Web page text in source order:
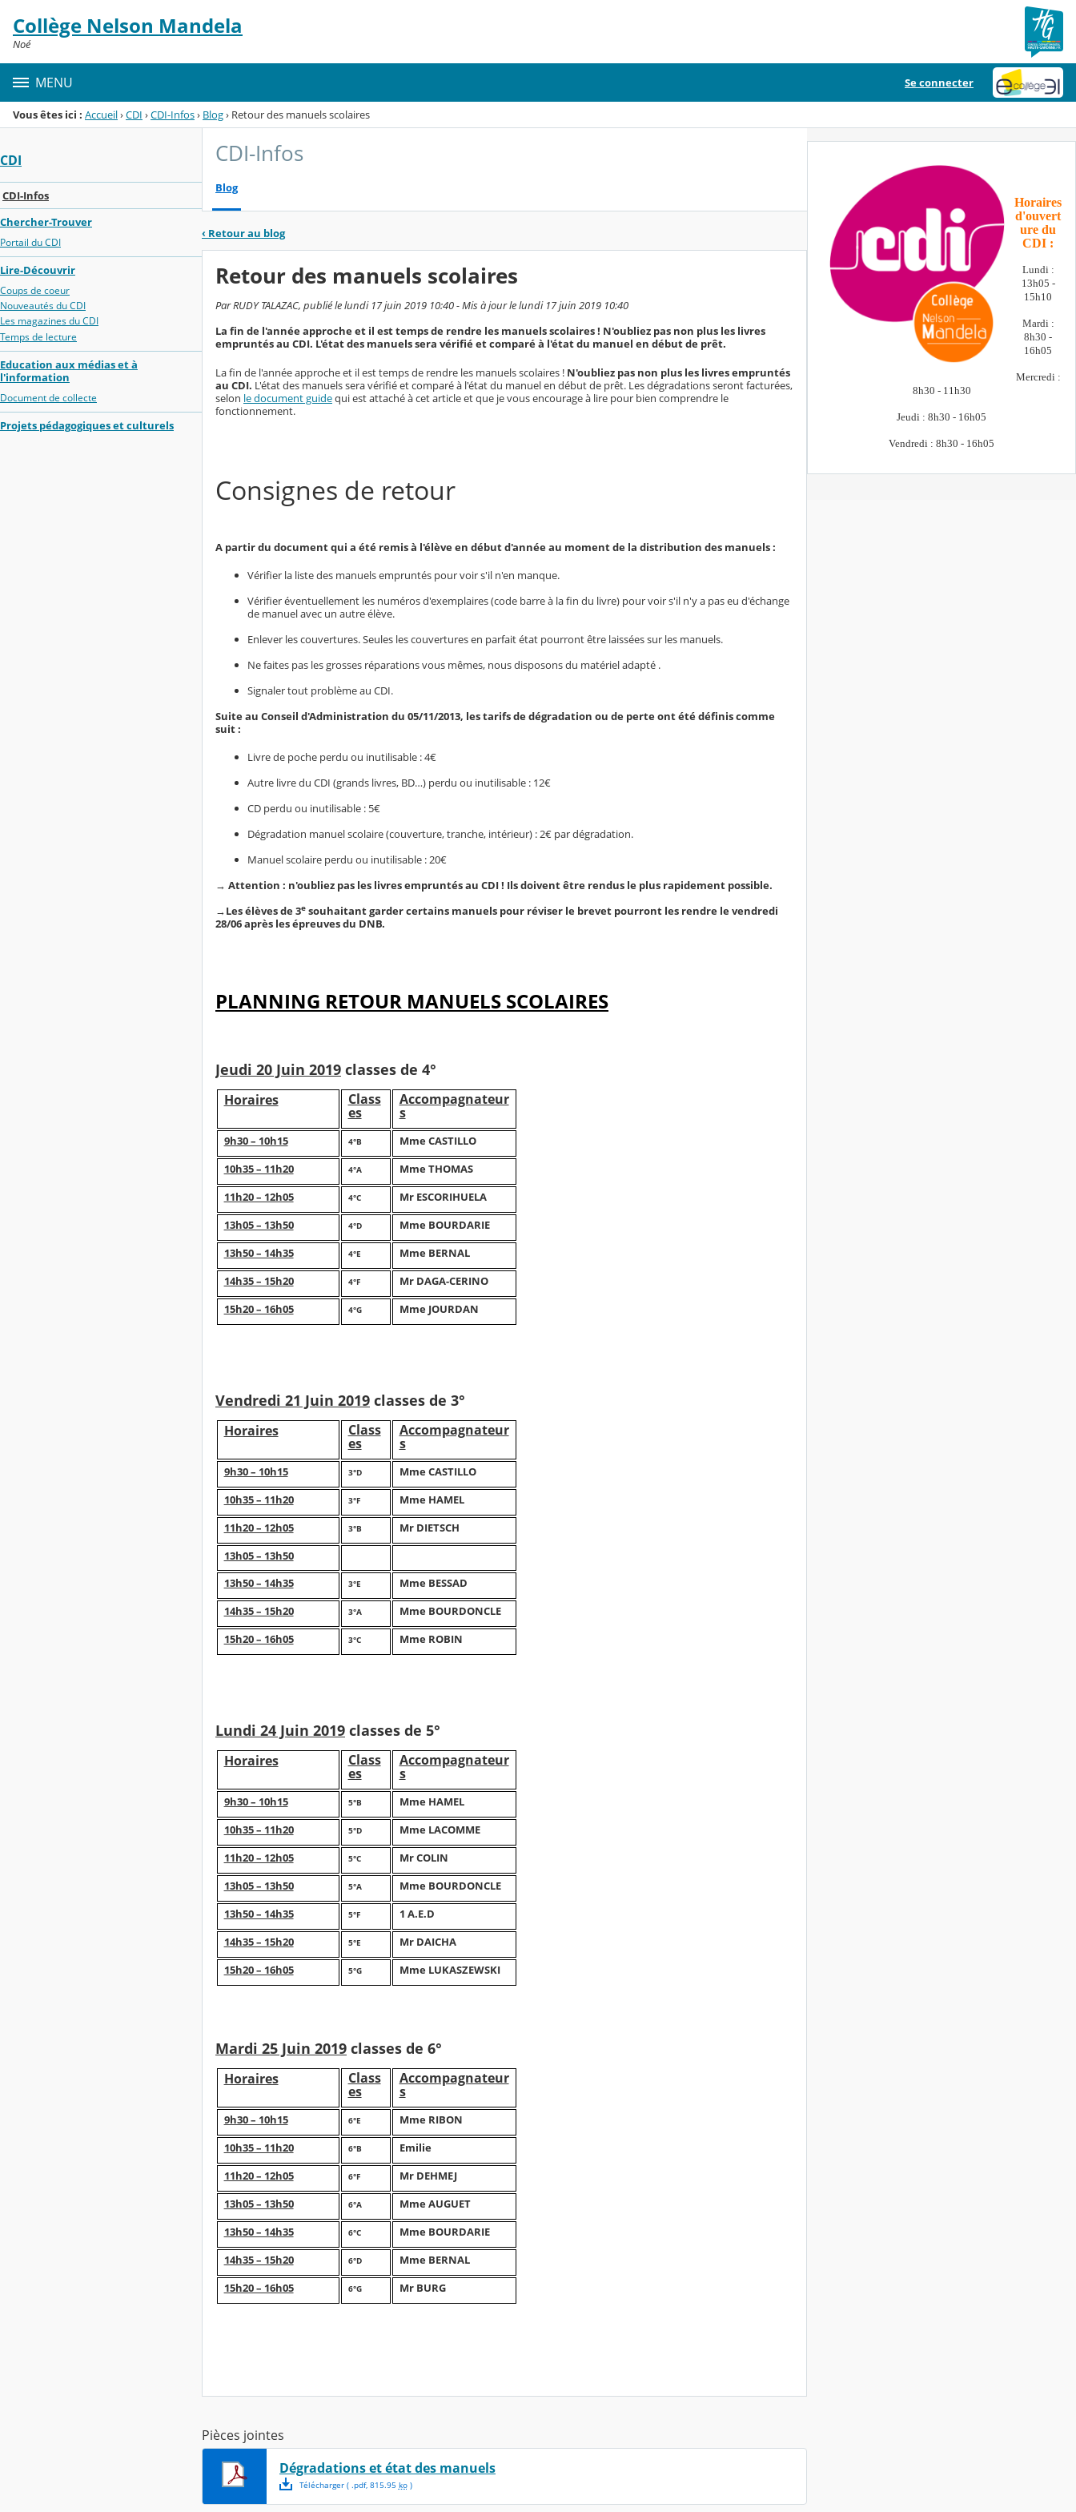
Menu de la rubrique
Contenu
Collège Nelson Mandela
Noé
MENU Se connecter
Vous êtes ici : Accueil›CDI ›CDI-Infos› Blog› Retour des manuels scolaires
CDI
CDI-Infos
Chercher-Trouver
Portail du CDI
Lire-Découvrir
Coups de coeur
Nouveautés du CDI
Les magazines du CDI
Temps de lecture
Education aux médias et à
l'information
Document de collecte
Projets pédagogiques et culturels
CDI-Infos
Blog
‹ Retour au blog
Retour des manuels scolaires
Par RUDY TALAZAC, publié le lundi 17 juin 2019 10:40 - Mis à jour le lundi 17 juin 2019 10:40
La fin de l'année approche et il est temps de rendre les manuels scolaires ! N'oubliez pas non plus les livres
empruntés au CDI. L'état des manuels sera vérifié et comparé à l'état du manuel en début de prêt.
La fin de l'année approche et il est temps de rendre les manuels scolaires ! N'oubliez pas non plus les livres empruntés
au CDI. L'état des manuels sera vérifié et comparé à l'état du manuel en début de prêt. Les dégradations seront facturées,
selon le document guidequi est attaché à cet article et que je vous encourage à lire pour bien comprendre le
fonctionnement.
Consignes de retour
A partir du document qui a été remis à l'élève en début d'année au moment de la distribution des manuels :
Vérifier la liste des manuels empruntés pour voir s'il n'en manque.
Vérifier éventuellement les numéros d'exemplaires (code barre à la fin du livre) pour voir s'il n'y a pas eu d'échange
de manuel avec un autre élève.
Enlever les couvertures. Seules les couvertures en parfait état pourront être laissées sur les manuels.
Ne faites pas les grosses réparations vous mêmes, nous disposons du matériel adapté .
Signaler tout problème au CDI.
Suite au Conseil d'Administration du 05/11/2013, les tarifs de dégradation ou de perte ont été définis comme
suit :
Livre de poche perdu ou inutilisable : 4€
Autre livre du CDI (grands livres, BD…) perdu ou inutilisable : 12€
CD perdu ou inutilisable : 5€
Dégradation manuel scolaire (couverture, tranche, intérieur) : 2€ par dégradation.
Manuel scolaire perdu ou inutilisable : 20€
→ Attention : n'oubliez pas les livres empruntés au CDI ! Ils doivent être rendus le plus rapidement possible.
→Les élèves de 3e souhaitant garder certains manuels pour réviser le brevet pourront les rendre le vendredi
28/06 après les épreuves du DNB.
PLANNING RETOUR MANUELS SCOLAIRES
Jeudi 20 Juin 2019 classes de 4°
Horaires Class
es
Accompagnateur
s
9h30 – 10h15 4°B
Mme CASTILLO
10h35 – 11h20
4°A
Mme THOMAS
11h20 – 12h05
4°C
Mr ESCORIHUELA
13h05 – 13h50
4°D
Mme BOURDARIE
13h50 – 14h35
4°E
Mme BERNAL
14h35 – 15h20
4°F
Mr DAGA-CERINO
15h20 – 16h05
4°G Mme JOURDAN
Vendredi 21 Juin 2019 classes de 3°
Horaires Class
es
Accompagnateur
s
9h30 – 10h15 3°D
Mme CASTILLO
10h35 – 11h20
3°F
Mme HAMEL
11h20 – 12h05
3°B
Mr DIETSCH
13h05 – 13h50
13h50 – 14h35
3°E
Mme BESSAD
14h35 – 15h20
3°A
Mme BOURDONCLE
15h20 – 16h05
3°C Mme ROBIN
Lundi 24 Juin 2019 classes de 5°
Horaires Class
es
Accompagnateur
s
9h30 – 10h15 5°B
Mme HAMEL
10h35 – 11h20
5°D
Mme LACOMME
11h20 – 12h05
5°C
Mr COLIN
13h05 – 13h50
5°A
Mme BOURDONCLE
13h50 – 14h35
5°F
1 A.E.D
14h35 – 15h20
5°E
Mr DAICHA
15h20 – 16h05
5°G Mme LUKASZEWSKI
Mardi 25 Juin 2019 classes de 6°
Horaires Class
es
Accompagnateur
s
9h30 – 10h15 6°E
Mme RIBON
10h35 – 11h20
6°B
Emilie
11h20 – 12h05
6°F
Mr DEHMEJ
13h05 – 13h50
6°A
Mme AUGUET
13h50 – 14h35
6°C
Mme BOURDARIE
14h35 – 15h20
6°D
Mme BERNAL
15h20 – 16h05
6°G Mr BURG
Pièces jointes
Dégradations et état des manuels
Télécharger( .pdf, 815.95 ko)
Horaires
d'ouvert
ure du
CDI :
Lundi :
13h05 -
15h10
Mardi :
8h30 -
16h05
Mercredi :
8h30 - 11h30
Jeudi : 8h30 - 16h05
Vendredi : 8h30 - 16h05